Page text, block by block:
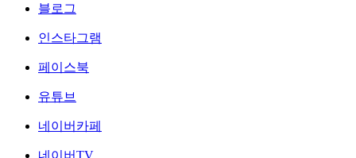
블로그
인스타그램
페이스북
유튜브
네이버카페